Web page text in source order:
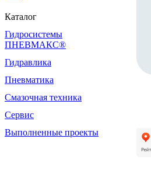
Каталог
Гидросистемы
ПНЕВМАКС®
Гидравлика
Пневматика
Смазочная техника
Сервис
Выполненные проекты